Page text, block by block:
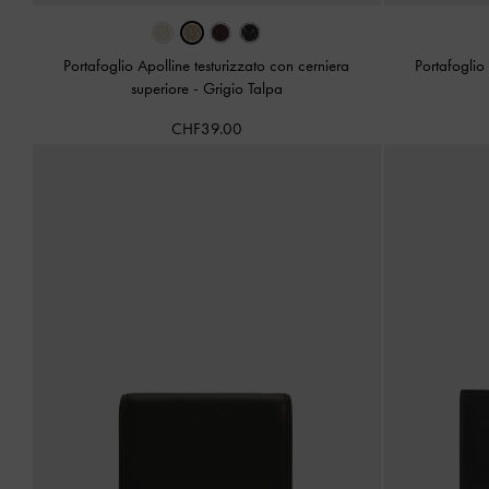
Portafoglio Apolline testurizzato con cerniera
superiore - Grigio Talpa
CHF39.00